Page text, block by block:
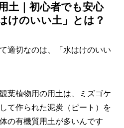
土｜初心者でも安心
けのいい土」とは？
適切なのは、「水はけのいい
葉植物用の用土は、ミズゴケ
て作られた泥炭（ピート）を
の有機質用土が多いんです